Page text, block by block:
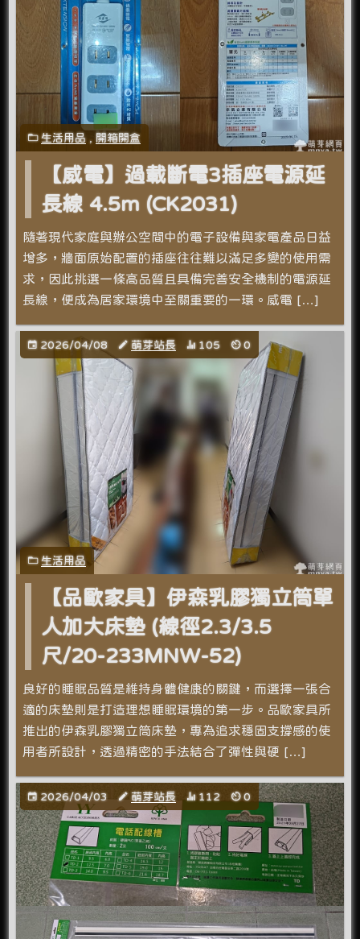
生活用品 , 開箱開盒
【威電】過載斷電3插座電源延
長線 4.5m (CK2031)
隨著現代家庭與辦公空間中的電子設備與家電產品日益
增多，牆面原始配置的插座往往難以滿足多變的使用需
求，因此挑選一條高品質且具備完善安全機制的電源延
長線，便成為居家環境中至關重要的一環。威電 […]
2026/04/08 萌芽站長 105 0
生活用品
【品歐家具】伊森乳膠獨立筒單
人加大床墊 (線徑2.3/3.5
尺/20-233MNW-52)
良好的睡眠品質是維持身體健康的關鍵，而選擇一張合
適的床墊則是打造理想睡眠環境的第一步。品歐家具所
推出的伊森乳膠獨立筒床墊，專為追求穩固支撐感的使
用者所設計，透過精密的手法結合了彈性與硬 […]
2026/04/03 萌芽站長 112 0